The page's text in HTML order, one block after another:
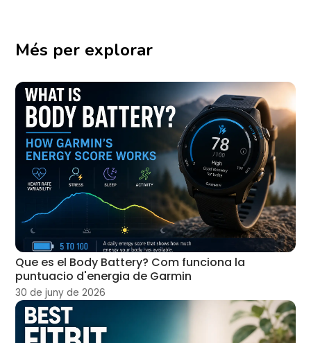
Més per explorar
Que es el Body Battery? Com funciona la
puntuacio d'energia de Garmin
30 de juny de 2026